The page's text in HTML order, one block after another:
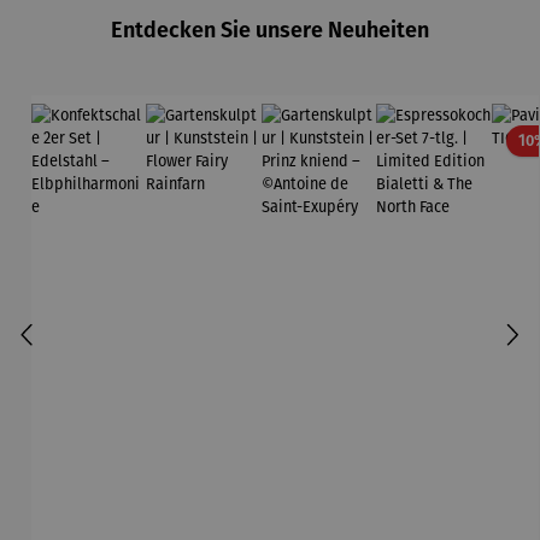
Entdecken Sie unsere Neuheiten